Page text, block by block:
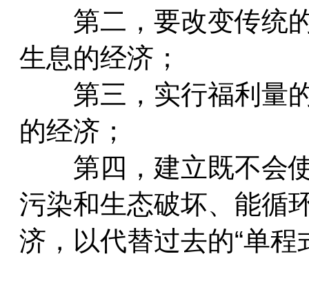
第二，要改变传统的
生息的经济；
第三，实行福利量的
的经济；
第四，建立既不会使
污染和生态破坏、能循
济，以代替过去的“单程